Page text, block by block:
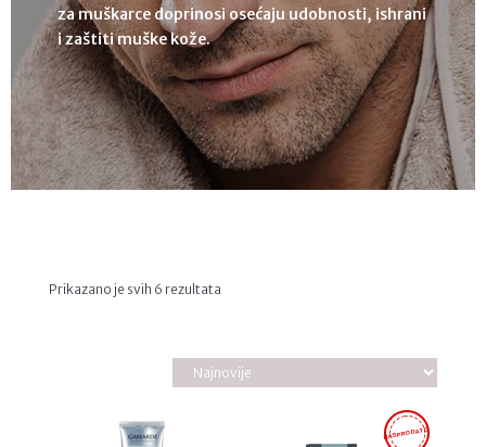
za muškarce doprinosi osećaju udobnosti, ishrani
i zaštiti muške kože.
Prikazano je svih 6 rezultataSortirano
RASPRODATO